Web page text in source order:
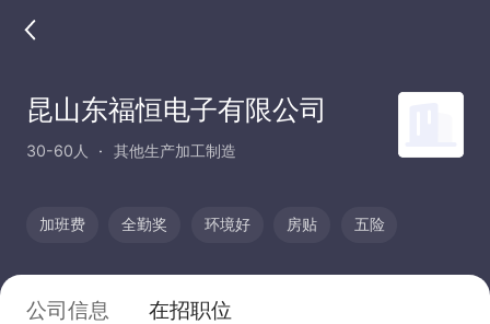
昆山东福恒电子有限公司
30-60人 其他生产加工制造
加班费 全勤奖 环境好 房贴 五险
公司信息 在招职位